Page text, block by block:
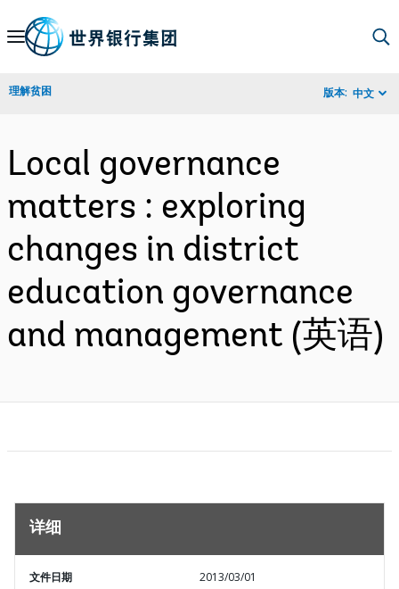
Skip
Navigation
理解贫困 版本: 中文
Local governance
matters : exploring
changes in district
education governance
and management (英语)
详细
文件日期 2013/03/01